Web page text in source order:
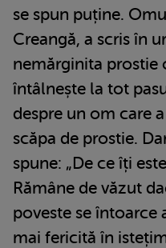
se spun puține.
Creangă, a scris în
nemărginita prostie
întâlnește la tot
despre un om care
scăpa de prostie.
spune: „De ce îți
Rămâne de văzut
poveste se întoarce
mai fericită în